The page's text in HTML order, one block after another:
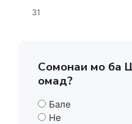
31
Сомонаи мо ба
омад?
Бале
Не